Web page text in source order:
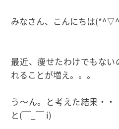
みなさん、こんにちは
最近、痩せたわけでもな
れることが増え。。。
う〜ん。と考えた結果・
と(￣_￣ i)